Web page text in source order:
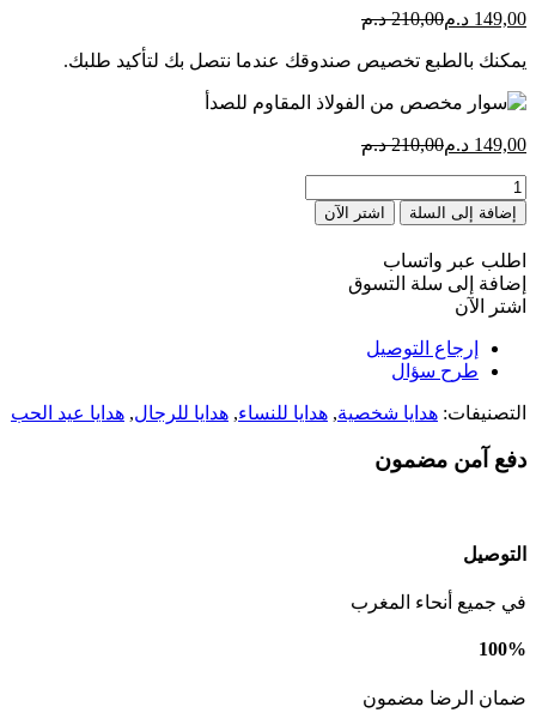
149,00 د.مالسعر
هو:
210,00 د.مالسعر
هو:
يمكنك بالطبع تخصيص صندوقك عندما نتصل بك لتأكيد طلبك.
149,00 د.مالسعر
149,00 Dhs.
210,00 د.مالسعر
210,00 Dhs.
كمية
Bracelet
personnalisé
acier
inoxydable
إضافة إلى السلة اشتر الآن
اطلب عبر واتساب
إضافة إلى سلة التسوق
اشتر الآن
إرجاع التوصيل
طرح سؤال
التصنيفات: هدايا شخصية, هدايا للنساء, هدايا للرجال, هدايا عيد الحب
دفع آمن مضمون
التوصيل
في جميع أنحاء المغرب
100%
ضمان الرضا مضمون